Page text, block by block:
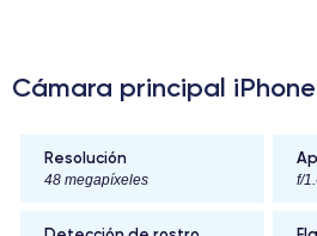
Cámara principal iPhone
Resolución
48 megapíxeles f/